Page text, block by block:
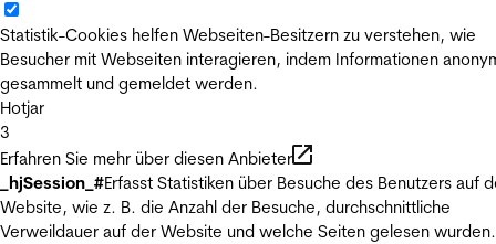
Statistik-Cookies helfen Webseiten-Besitzern zu verstehen, wie
Besucher mit Webseiten interagieren, indem Informationen
gesammelt und gemeldet werden.
Hotjar
3
Erfahren Sie mehr über diesen Anbieter
_hjSession_#Erfasst Statistiken über Besuche des Benutzers auf
Website, wie z. B. die Anzahl der Besuche, durchschnittliche
Verweildauer auf der Website und welche Seiten gelesen wurden.